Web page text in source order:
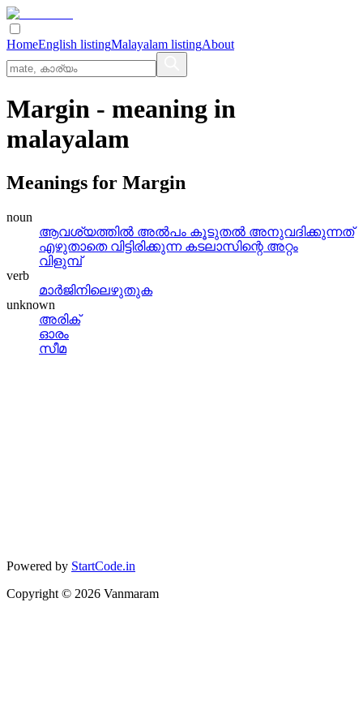
HomeEnglish listingMalayalam listingAbout
Margin - meaning in
malayalam
Meanings for Margin
noun
ആവശ്യത്തില്‍ അല്‍പം കൂടുതല്‍ അനുവദിക്കുന്നത്
എഴുതാതെ വിട്ടിരിക്കുന്ന കടലാസിന്റെ അറ്റം
വിളുമ്പ്
verb
മാര്‍ജിനിലെഴുതുക
unknown
അരിക്
ഓരം
സീമ
Powered by StartCode.in
Copyright © 2026 Vanmaram